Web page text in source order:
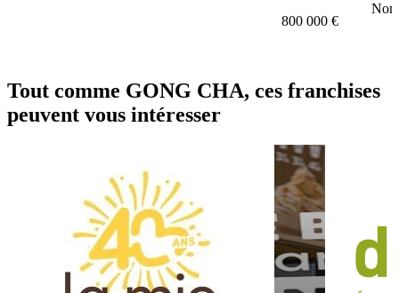
800 000 €
Tout comme GONG CHA, ces franchises
peuvent vous intéresser